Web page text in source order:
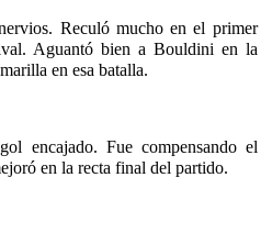
Reculó mucho en el primer
Aguantó bien a Bouldini en la
en esa batalla.
encajado. Fue compensando el
en la recta final del partido.